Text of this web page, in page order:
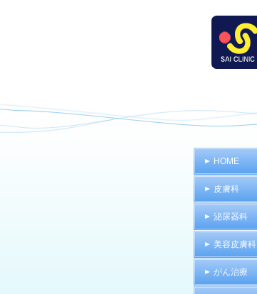
HOME
皮膚科
泌尿器科
美容皮膚科
がん治療